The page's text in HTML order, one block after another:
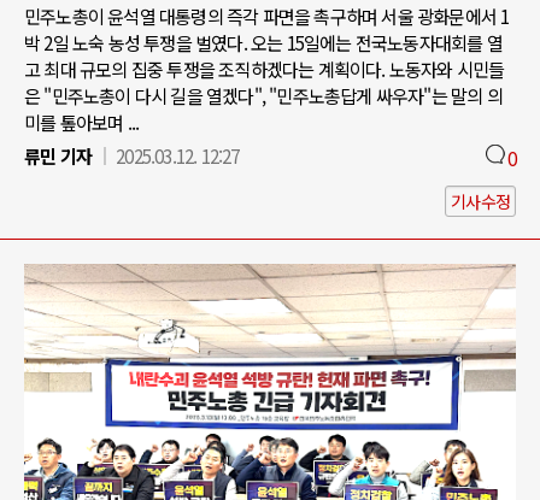
민주노총이 윤석열 대통령의 즉각 파면을 촉구하며 서울 광화문에서 1
박 2일 노숙 농성 투쟁을 벌였다. 오는 15일에는 전국노동자대회를 열
고 최대 규모의 집중 투쟁을 조직하겠다는 계획이다. 노동자와 시민들
은 "민주노총이 다시 길을 열겠다", "민주노총답게 싸우자"는 말의 의
미를 톺아보며 ...
류민 기자
2025.03.12. 12:27 0
기사수정